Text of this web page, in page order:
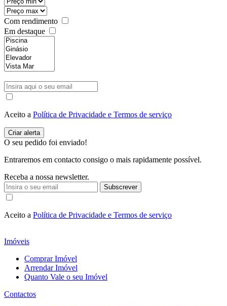
Com rendimento
Em destaque
Aceito a Política de Privacidade e Termos de serviço
O seu pedido foi enviado!
Entraremos em contacto consigo o mais rapidamente possível.
Receba a nossa newsletter.
Subscrever
Aceito a Política de Privacidade e Termos de serviço
Imóveis
Comprar Imóvel
Arrendar Imóvel
Quanto Vale o seu Imóvel
Contactos